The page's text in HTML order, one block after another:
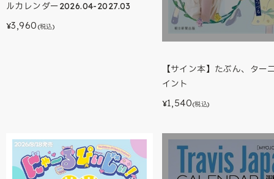
ルカレンダー2026.04-2027.03
¥3,960 (税込)
【サイン本】たぶん、ター
イント
¥1,540(税込)